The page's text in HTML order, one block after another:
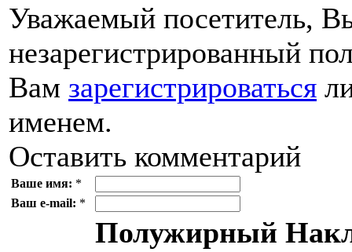
Уважаемый посетитель,
незарегистрированный
Вам зарегистрироваться
именем.
Оставить комментарий
Ваше имя: *
Ваш e-mail: *
Полужирный